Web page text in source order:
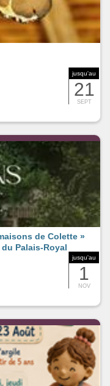
jusqu'au
21
SEPT
jusqu'au
1
NOV
de Colette »
Palais-Royal